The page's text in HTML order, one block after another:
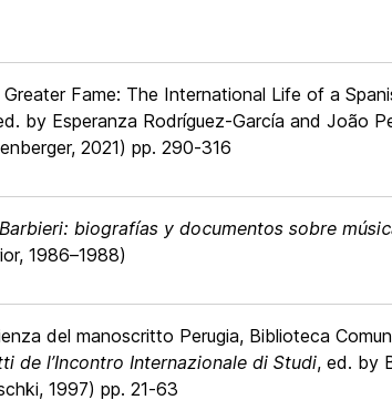
Fame: The International Life of a
by Esperanza Rodríguez-García and João
2021) pp. 290-316
biografías y documentos sobre
1986–1988)
del manoscritto Perugia, Biblioteca
de l’Incontro Internazionale di Studi, ed. by
1997) pp. 21-63